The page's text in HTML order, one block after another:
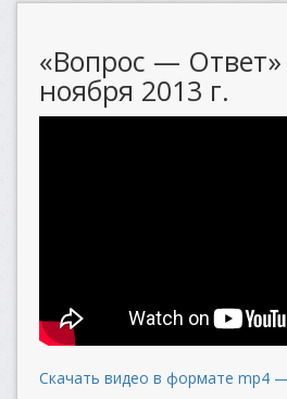
«Вопрос — Ответ»
ноября 2013 г.
Скачать видео в формате mp4